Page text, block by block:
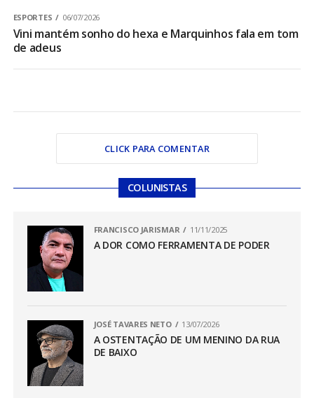
ESPORTES 06/07/2026
Vini mantém sonho do hexa e Marquinhos fala em tom
de adeus
CLICK PARA COMENTAR
COLUNISTAS
FRANCISCO JARISMAR 11/11/2025
A DOR COMO FERRAMENTA DE PODER
JOSÉ TAVARES NETO 13/07/2026
A OSTENTAÇÃO DE UM MENINO DA RUA
DE BAIXO